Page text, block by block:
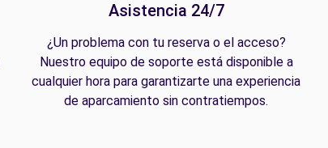
Asistencia 24/7
¿Un problema con tu reserva o el acceso?
Nuestro equipo de soporte está disponible a
cualquier hora para garantizarte una experiencia
de aparcamiento sin contratiempos.